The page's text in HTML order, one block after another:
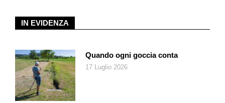
IN EVIDENZA
Quando ogni goccia conta
17 Luglio 2026